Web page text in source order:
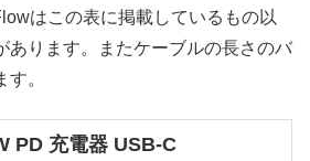
はこの表に掲載しているもの以
あります。またケーブルの長さのバ
。
PD 充電器 USB-C